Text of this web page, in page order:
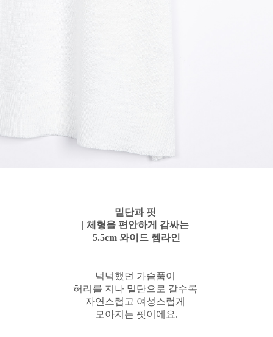
밑단과 핏
| 체형을 편안하게 감싸는
5.5cm 와이드 헴라인
넉넉했던 가슴품이
허리를 지나 밑단으로 갈수록
자연스럽고 여성스럽게
모아지는 핏이에요.